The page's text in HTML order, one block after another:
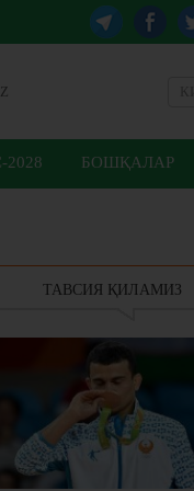
БОШҚАЛАР
ТАВСИЯ ҚИЛАМИЗ